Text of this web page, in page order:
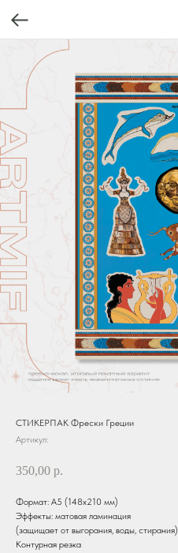
СТИКЕРПАК Фрески Греции
Артикул:
350,00 р.
Формат: А5 (148х210 мм)
Эффекты: матовая ламинация
(защищает от выгорания, воды, стирания)
Контурная резка